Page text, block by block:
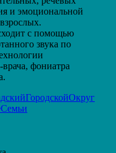
и эмоциональной
с помощью
звука по
фониатра